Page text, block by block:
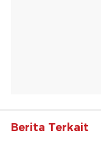
Berita Terkait